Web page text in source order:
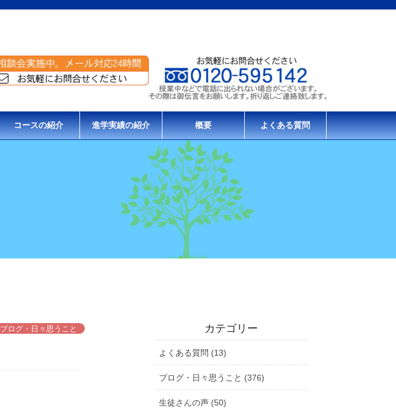
コースの紹介 進学実績の紹介 概要 よくある質問
ブログ・日々思うこと カテゴリー
よくある質問 (13)
ブログ・日々思うこと (376)
生徒さんの声 (50)